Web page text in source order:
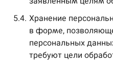
5.4. Хранение
в форме,
персональных
требуют цели